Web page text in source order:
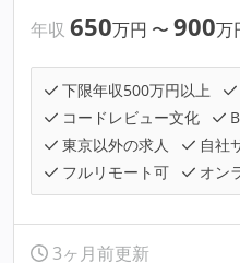
年収 650万円 〜 900万
下限年収500万円以上
コードレビュー文化
東京以外の求人
自社
フルリモート可
オン
3ヶ月前更新